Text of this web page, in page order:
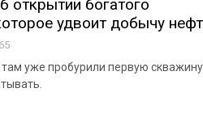
открытии богатого
удвоит добычу
там уже пробурили первую